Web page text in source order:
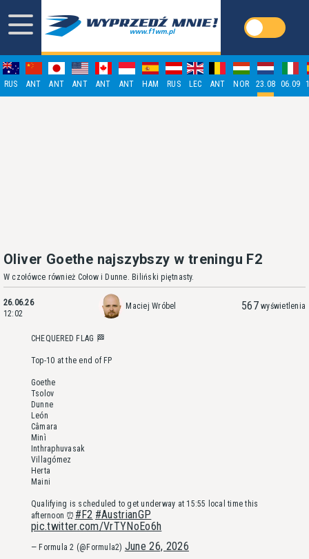
RUS ANT ANT ANT ANT ANT HAM RUS LEC ANT NOR 23.08 06.09
Oliver Goethe najszybszy w treningu F2
W czołówce również Cołow i Dunne. Biliński piętnasty.
26.06.26
12:02
Maciej Wróbel 567 wyświetlenia
CHEQUERED FLAG 🏁
Top-10 at the end of FP
Goethe
Tsolov
Dunne
León
Câmara
Minì
Inthraphuvasak
Villagómez
Herta
Maini
Qualifying is scheduled to get underway at 15:55 local time this
afternoon ⏰ #F2 #AustrianGP
pic.twitter.com/VrTYNoEo6h
— Formula 2 (@Formula2) June 26, 2026